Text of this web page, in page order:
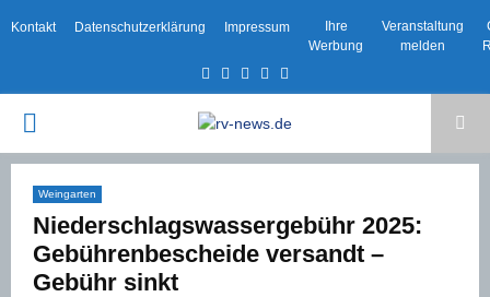
Kontakt Datenschutzerklärung Impressum
Ihre
Werbung
Veranstaltung
melden
Facebook
TwitterInstagram
Email
PRIMARY
MENU
Weingarten
Niederschlagswassergebühr 2025:
Gebührenbescheide versandt –
Gebühr sinkt